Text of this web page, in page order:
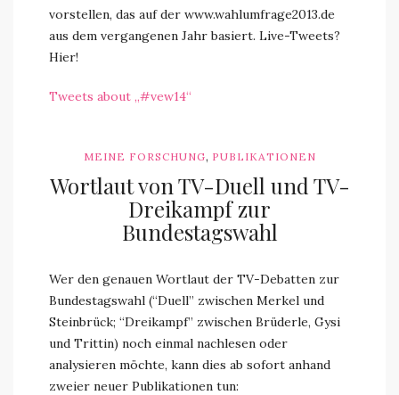
vorstellen, das auf der www.wahlumfrage2013.de
aus dem vergangenen Jahr basiert. Live-Tweets?
Hier!
Tweets about „#vew14“
MEINE FORSCHUNG, PUBLIKATIONEN
Wortlaut von TV-Duell und TV-
Dreikampf zur
Bundestagswahl
Wer den genauen Wortlaut der TV-Debatten zur
Bundestagswahl (“Duell” zwischen Merkel und
Steinbrück; “Dreikampf” zwischen Brüderle, Gysi
und Trittin) noch einmal nachlesen oder
analysieren möchte, kann dies ab sofort anhand
zweier neuer Publikationen tun: